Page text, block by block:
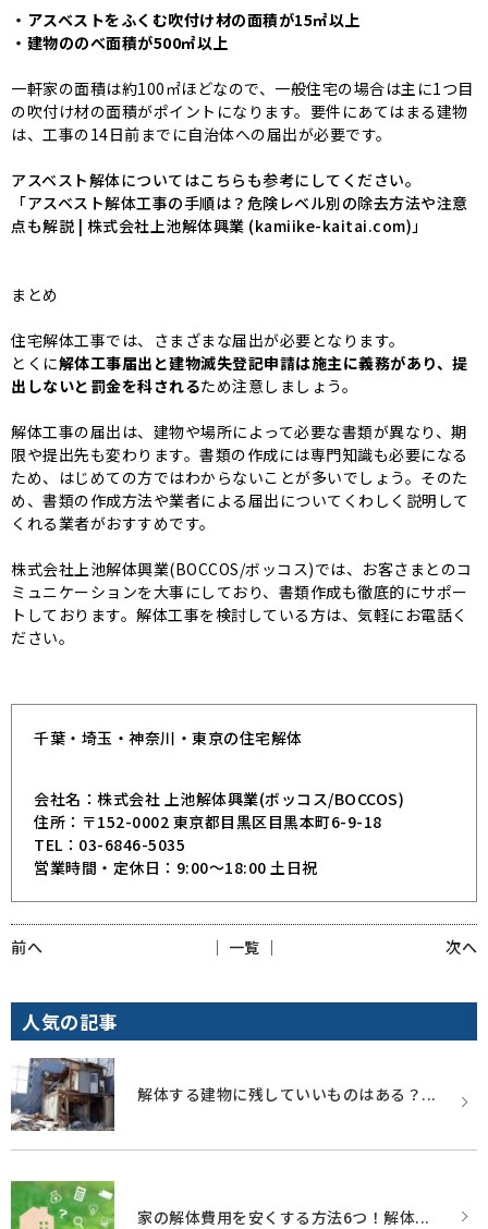
・アスベストをふくむ吹付け材の面積が15㎡以上
・建物ののべ面積が500㎡以上
一軒家の面積は約100㎡ほどなので、一般住宅の場合は主に1つ目
の吹付け材の面積がポイントになります。要件にあてはまる建物
は、工事の14日前までに自治体への届出が必要です。
アスベスト解体についてはこちらも参考にしてください。
「アスベスト解体工事の手順は？危険レベル別の除去方法や注意
点も解説 | 株式会社上池解体興業 (kamiike-kaitai.com) 」
まとめ
住宅解体工事では、さまざまな届出が必要となります。
とくに解体工事届出と建物滅失登記申請は施主に義務があり、提
出しないと罰金を科されるため注意しましょう。
解体工事の届出は、建物や場所によって必要な書類が異なり、期
限や提出先も変わります。書類の作成には専門知識も必要になる
ため、はじめての方ではわからないことが多いでしょう。そのた
め、書類の作成方法や業者による届出についてくわしく説明して
くれる業者がおすすめです。
株式会社上池解体興業(BOCCOS/ボッコス)では、お客さまとのコ
ミュニケーションを大事にしており、書類作成も徹底的にサポー
トしております。解体工事を検討している方は、気軽にお電話く
ださい。
千葉・埼玉・神奈川・東京の住宅解体
会社名：株式会社 上池解体興業(ボッコス/BOCCOS)
住所：〒152-0002 東京都目黒区目黒本町6-9-18
TEL：03-6846-5035
営業時間・定休日：9:00～18:00 土日祝
前へ 次へ
│ 一覧 │
人気の記事
解体する建物に残していいものはある？...
家の解体費用を安くする方法6つ！解体...